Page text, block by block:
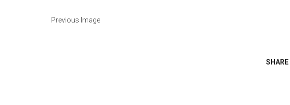
Previous Image
SHARE